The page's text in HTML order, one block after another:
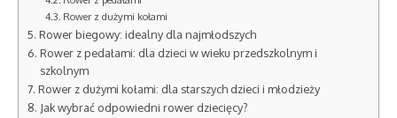
Rower z dużymi kołami
Rower biegowy: idealny dla najmłodszych
Rower z pedałami: dla dzieci w wieku przedszkolnym i
szkolnym
Rower z dużymi kołami: dla starszych dzieci i młodzieży
Jak wybrać odpowiedni rower dziecięcy?